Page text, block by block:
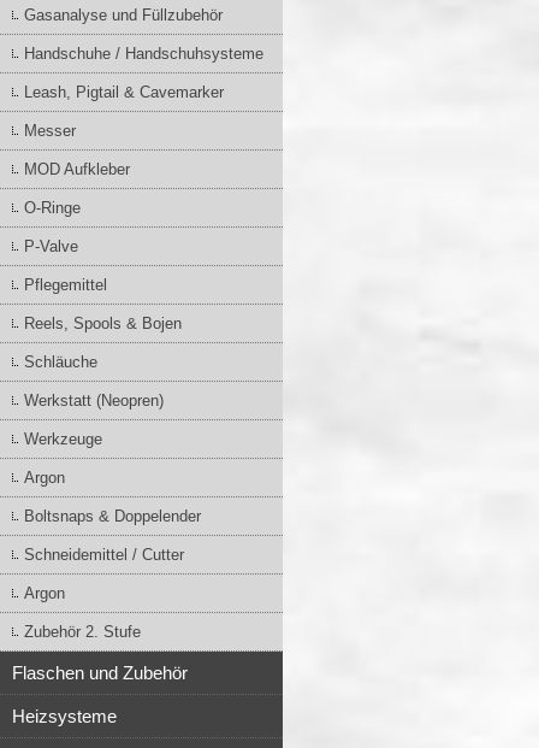
Gasanalyse und Füllzubehör
Handschuhe / Handschuhsysteme
Leash, Pigtail & Cavemarker
Messer
MOD Aufkleber
O-Ringe
P-Valve
Pflegemittel
Reels, Spools & Bojen
Schläuche
Werkstatt (Neopren)
Werkzeuge
Argon
Boltsnaps & Doppelender
Schneidemittel / Cutter
Argon
Zubehör 2. Stufe
Flaschen und Zubehör
Heizsysteme